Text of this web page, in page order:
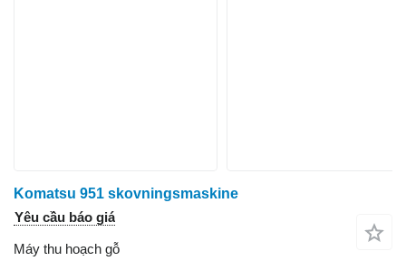
Komatsu 951 skovningsmaskine
Yêu cầu báo giá
Máy thu hoạch gỗ